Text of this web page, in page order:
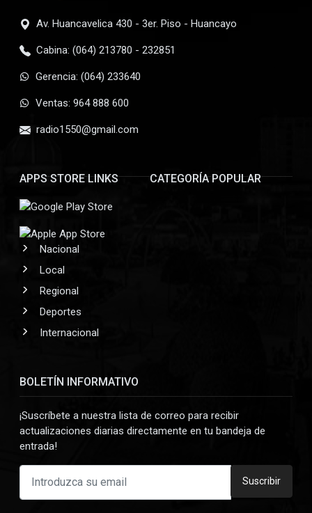
Av. Huancavelica 430 - 3er. Piso - Huancayo
Cabina: (064) 213780 - 232851
Gerencia: (064) 233640
Ventas: 964 888 600
radio1550@gmail.com
APPS STORE LINKS CATEGORÍA POPULAR
Nacional
Local
Regional
Deportes
Internacional
BOLETÍN INFORMATIVO
¡Suscríbete a nuestra lista de correo para recibir
actualizaciones diarias directamente en tu bandeja de
entrada!
Suscribir